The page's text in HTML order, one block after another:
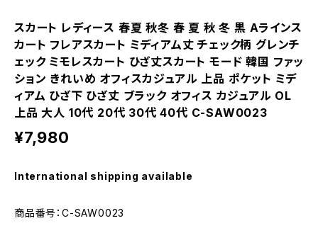
スカート レディース 春夏 秋冬 春 夏 秋 冬 黒 Aラインス
カート フレアスカート ミディアム丈 チェック柄 グレンチ
ェック ミモレスカート ひざ丈スカート モード 韓国 ファッ
ション きれいめ オフィスカジュアル 上品 ポケット ミデ
ィアム ひざ下 ひざ丈 ブラック オフィス カジュアル OL
上品 大人 10代 20代 30代 40代 C-SAW0023
¥7,980
International shipping available
商品番号：C-SAW0023